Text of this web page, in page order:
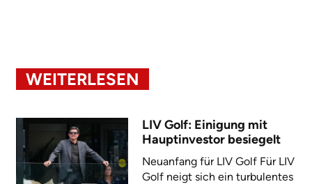
WEITERLESEN
LIV Golf: Einigung mit
Hauptinvestor besiegelt
Neuanfang für LIV Golf Für LIV
Golf neigt sich ein turbulentes